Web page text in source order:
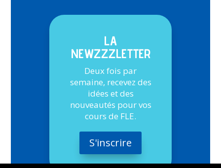
LA
NEWZZZLETTER
Deux fois par
semaine, recevez des
idées et des
nouveautés pour vos
cours de FLE.
S'inscrire